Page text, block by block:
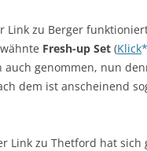
Link zu Berger
Fresh-up Set (Klick
auch genommen, nun
dem ist anscheinend
Link zu Thetford hat